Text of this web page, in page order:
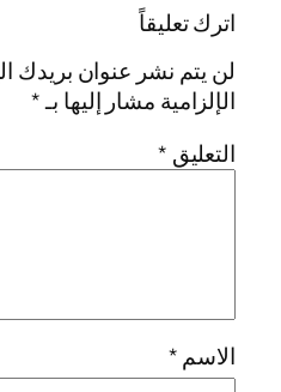
اترك تعليقاً
لن يتم نشر عنوان بريدك
الإلزامية مشار إليها بـ*
التعليق *
الاسم*